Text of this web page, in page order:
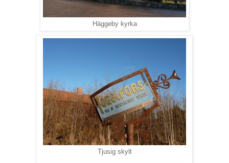
Häggeby kyrka
Tjusig skylt